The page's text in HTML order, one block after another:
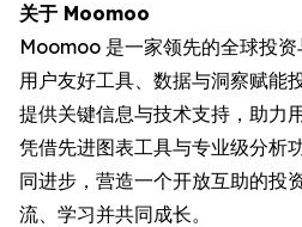
关于 Moomoo
Moomoo 是一家领先的全球投
用户友好工具、数据与洞察赋能
提供关键信息与技术支持，助力
凭借先进图表工具与专业级分析
同进步，营造一个开放互助的投
流、学习并共同成长。